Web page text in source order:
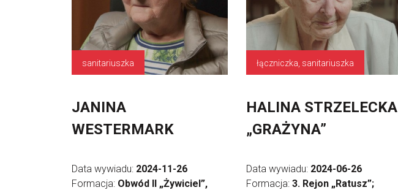
sanitariuszka
JANINA
WESTERMARK
Data wywiadu: 2024-11-26
Formacja: Obwód II „Żywiciel”,
łączniczka, sanitariuszka
HALINA STRZELECKA
„GRAŻYNA”
Data wywiadu: 2024-06-26
Formacja: 3. Rejon „Ratusz”;